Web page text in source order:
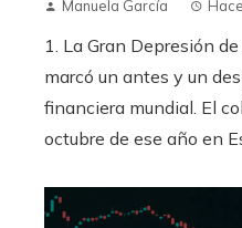
Manuela García
1. La Gran Depresión
marcó un antes y un
financiera mundial. El
octubre de ese año en